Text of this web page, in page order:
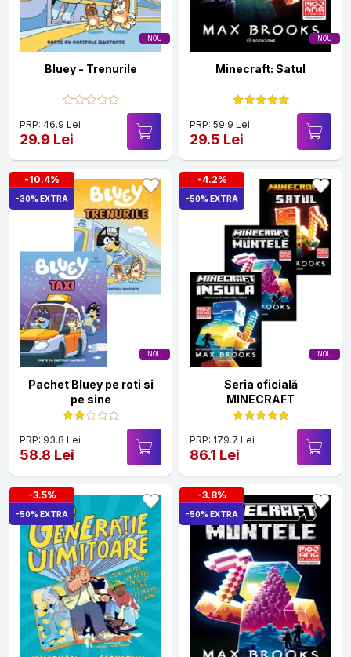
NOU
Bluey - Trenurile
PRP: 46.9 Lei
29.9 Lei
NOU
Minecraft: Satul
PRP: 59.9 Lei
29.5 Lei
NOU
-10.4%
-30% EXTRA
Pachet Bluey pe roti si
pe sine
PRP: 93.8 Lei
58.8 Lei
NOU
-4.2%
-50% EXTRA
Seria oficială
MINECRAFT
PRP: 179.7 Lei
86.1 Lei
-3.5%
-50% EXTRA
-3.8%
-50% EXTRA